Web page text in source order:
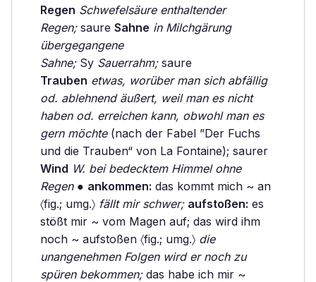
Regen Schwefelsäure enthaltender
Regen;saure Sahne in Milchgärung
übergegangene
Sahne;Sy Sauerrahm;saure
Trauben etwas, worüber man sich abfällig
od. ablehnend äußert, weil man es nicht
haben od. erreichen kann, obwohl man es
gern möchte(nach der Fabel ”Der Fuchs
und die Trauben“ von La Fontaine); saurer
Wind W. bei bedecktem Himmel ohne
Regen● ankommen: das kommt mich ~ an
〈fig.; umg.〉 fällt mir schwer; aufstoßen: es
stößt mir ~ vom Magen auf; das wird ihm
noch ~ aufstoßen 〈fig.; umg.〉 die
unangenehmen Folgen wird er noch zu
spüren bekommen;das habe ich mir ~